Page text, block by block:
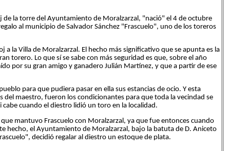
de la torre del Ayuntamiento de Moralzarzal, "nació" el 4 de octubre
al municipio de Salvador Sánchez "Frascuelo", uno de los toreros
a la Villa de Moralzarzal. El hecho más significativo que se apunta es la
torero. Lo que sí se sabe con más seguridad es que, sobre el año
por su gran amigo y ganadero Julián Martínez, y que a partir de ese
para que pudiera pasar en ella sus estancias de ocio. Y esta
del maestro, fueron los condicionantes para que toda la vecindad se
cuando el diestro lidió un toro en la localidad.
mantuvo Frascuelo con Moralzarzal, ya que fue entonces cuando
hecho, el Ayuntamiento de Moralzarzal, bajo la batuta de D. Aniceto
decidió regalar al diestro un estoque de plata.